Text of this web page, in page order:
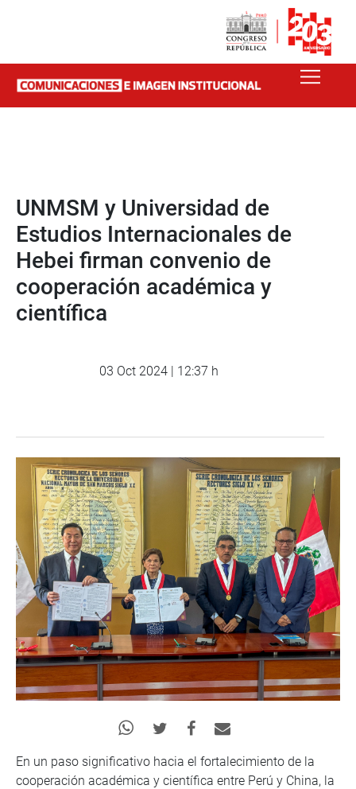
UNMSM y Universidad de
Estudios Internacionales de
Hebei firman convenio de
cooperación académica y
científica
03 Oct 2024 | 12:37 h
En un paso significativo hacia el fortalecimiento de la
cooperación académica y científica entre Perú y China, la